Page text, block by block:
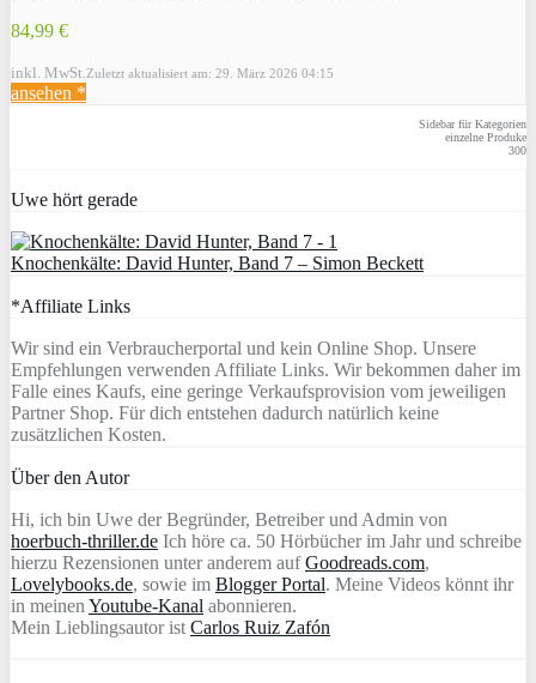
84,99 €
inkl. MwSt. Zuletzt aktualisiert am: 29. März 2026 04:15
ansehen *
Sidebar für Kategorien
einzelne Produke
300
Uwe hört gerade
Knochenkälte: David Hunter, Band 7 – Simon Beckett
*Affiliate Links
Wir sind ein Verbraucherportal und kein Online Shop. Unsere
Empfehlungen verwenden Affiliate Links. Wir bekommen daher im
Falle eines Kaufs, eine geringe Verkaufsprovision vom jeweiligen
Partner Shop. Für dich entstehen dadurch natürlich keine
zusätzlichen Kosten.
Über den Autor
Hi, ich bin Uwe der Begründer, Betreiber und Admin von
hoerbuch-thriller.de Ich höre ca. 50 Hörbücher im Jahr und schreibe
hierzu Rezensionen unter anderem aufGoodreads.com,
Lovelybooks.de, sowie im Blogger Portal. Meine Videos könnt ihr
in meinen Youtube-Kanal abonnieren.
Mein Lieblingsautor ist Carlos Ruiz Zafón